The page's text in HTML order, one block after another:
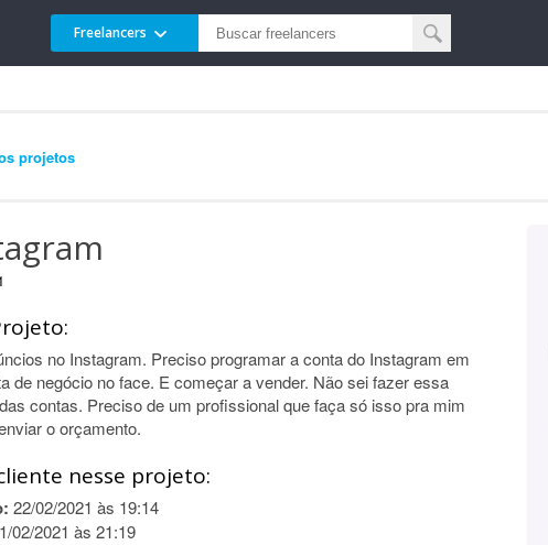
Freelancers
projetos
no Instagram. Preciso programar a conta do Instagram em
de negócio no face. E começar a vender. Não sei fazer essa
contas. Preciso de um profissional que faça só isso pra mim
o orçamento.
nesse projeto:
22/02/2021 às 19:14
02/2021 às 21:19